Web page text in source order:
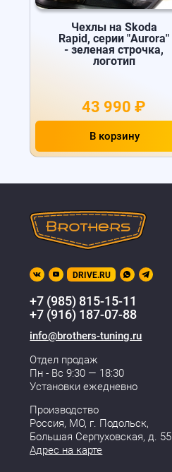
Чехлы на Skoda
Rapid, серии "Aurora"
- зеленая строчка,
логотип
43 990 ₽
В корзину
DRIVE.RU
+7 (985) 815-15-11
+7 (916) 187-07-88
info@brothers-tuning.ru
Отдел продаж
Пн - Вс 9:30 — 18:30
Установки ежедневно
Производство
Россия, МО, г. Подольск,
Большая Серпуховская, д. 55
Адрес на карте